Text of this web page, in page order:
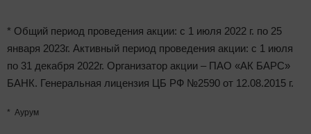
* Общий период проведения акции: с 1 июля 2022 г. по 25
января 2023г. Активный период проведения акции: с 1 июля
по 31 декабря 2022г. Организатор акции – ПАО «АК БАРС»
БАНК. Генеральная лицензия ЦБ РФ №2590 от 12.08.2015 г.
* Аурум